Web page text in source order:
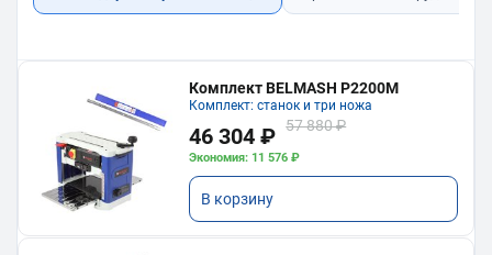
Комплект BELMASH P2200M
Комплект: станок и три ножа
46 304 ₽ 57 880 ₽
Экономия: 11 576 ₽
В корзину